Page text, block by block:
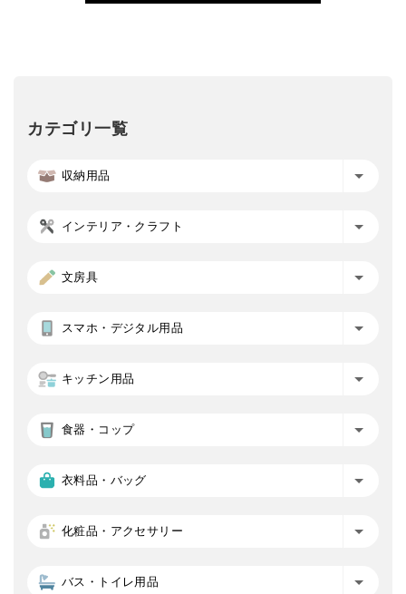
カテゴリ一覧
収納用品
インテリア・クラフト
文房具
スマホ・デジタル用品
キッチン用品
食器・コップ
衣料品・バッグ
化粧品・アクセサリー
バス・トイレ用品